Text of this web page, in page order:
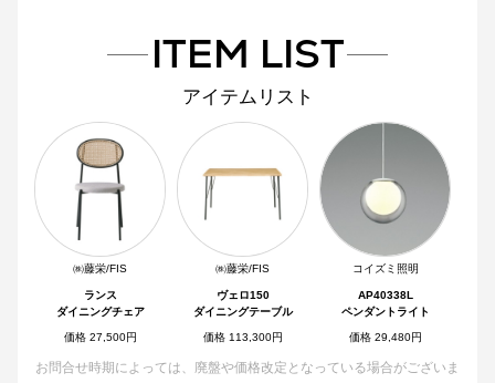
ITEM LIST
アイテムリスト
㈱藤栄/FIS
ランス
ダイニングチェア
価格 27,500円
㈱藤栄/FIS
ヴェロ150
ダイニングテーブル
価格 113,300円
コイズミ照明
AP40338L
ペンダントライト
価格 29,480円
お問合せ時期によっては、廃盤や価格改定となっている場合がございま